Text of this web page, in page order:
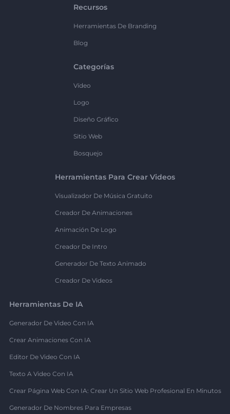
Recursos
Herramientas De Branding
Blog
Categorías
Vídeo
Logo
Diseño Gráfico
Sitio Web
Bosquejo
Herramientas Para Crear Videos
Visualizador De Música Gratuito
Creador De Animaciones
Animación De Logo
Creador De Intro
Generador De Texto Animado
Creador De Videos
Herramientas De IA
Generador De Video Con IA
Crear Animaciones Con IA
Editor De Video Con IA
Texto A Video Con IA
Crear Página Web Con IA: Crear Un Sitio Web Profesional En Minutos
Generador De Nombres Para Empresas